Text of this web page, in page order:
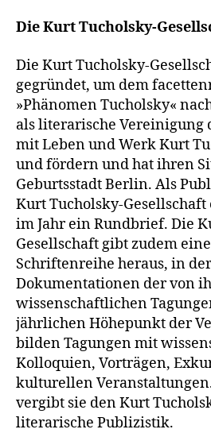
Die Kurt Tucholsky-
Die Kurt Tucholsky-
gegründet, um dem
»Phänomen Tucholsky«
als literarische Vereinigung
mit Leben und Werk Kurt
und fördern und hat ihren
Geburtsstadt Berlin. Als
Kurt Tucholsky-
im Jahr ein Rundbrief. Die
Gesellschaft gibt zudem
Schriftenreihe heraus, in
Dokumentationen der von
wissenschaftlichen
jährlichen Höhepunkt der
bilden Tagungen mit
Kolloquien, Vorträgen,
kulturellen
vergibt sie den Kurt
literarische Publizistik.